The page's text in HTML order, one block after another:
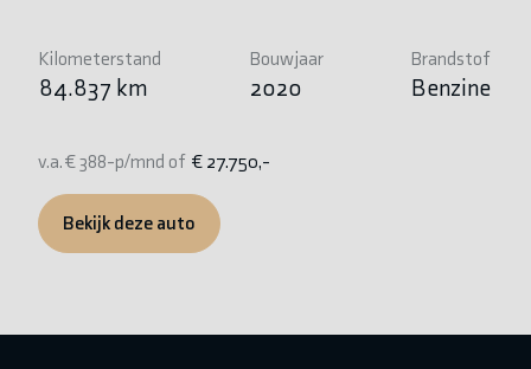
Kilometerstand
84.837 km
Bouwjaar
2020
Brandstof
Benzine
v.a. € 388-p/mnd of € 27.750,-
Bekijk deze auto